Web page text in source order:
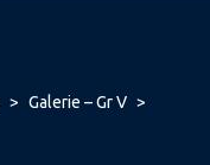
> Galerie – Gr V >